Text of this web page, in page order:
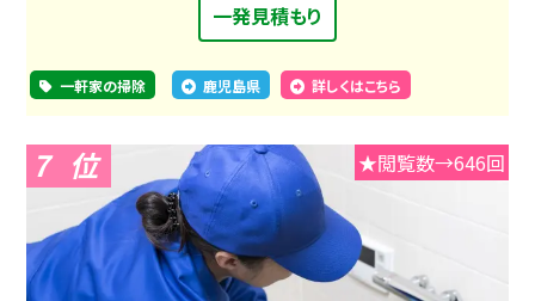
一発見積もり
一軒家の掃除 鹿児島県 詳しくはこちら
7 ★閲覧数→646回